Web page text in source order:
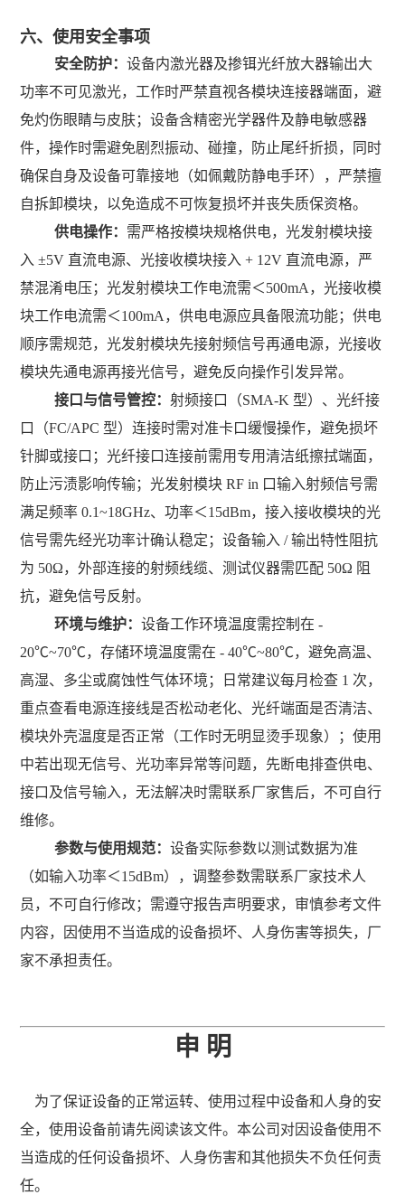
六、使用安全事项
安全防护： 设备内激光器及掺铒光纤放大器输出大
功率不可见激光，工作时严禁直视各模块连接器端面，避
免灼伤眼睛与皮肤；设备含精密光学器件及静电敏感器
件，操作时需避免剧烈振动、碰撞，防止尾纤折损，同时
确保自身及设备可靠接地（如佩戴防静电手环），严禁擅
自拆卸模块，以免造成不可恢复损坏并丧失质保资格。
供电操作： 需严格按模块规格供电，光发射模块接
入 ±5V 直流电源、光接收模块接入+ 12V 直流电源，严
禁混淆电压；光发射模块工作电流需＜500mA ，光接收模
块工作电流需＜100mA ，供电电源应具备限流功能；供电
顺序需规范，光发射模块先接射频信号再通电源，光接收
模块先通电源再接光信号，避免反向操作引发异常。
接口与信号管控： 射频接口（SMA-K 型）、光纤接
口（FC/APC 型）连接时需对准卡口缓慢操作，避免损坏
针脚或接口；光纤接口连接前需用专用清洁纸擦拭端面，
防止污渍影响传输；光发射模块RF in 口输入射频信号需
满足频率0.1~18GHz、功率＜15dBm，接入接收模块的光
信号需先经光功率计确认稳定；设备输入/输出特性阻抗
为 50Ω，外部连接的射频线缆、测试仪器需匹配 50Ω 阻
抗，避免信号反射。
环境与维护： 设备工作环境温度需控制在 -
20℃~70℃，存储环境温度需在 - 40℃~80℃，避免高温、
高湿、多尘或腐蚀性气体环境；日常建议每月检查 1 次，
重点查看电源连接线是否松动老化、光纤端面是否清洁、
模块外壳温度是否正常（工作时无明显烫手现象）；使用
中若出现无信号、光功率异常等问题，先断电排查供电、
接口及信号输入，无法解决时需联系厂家售后，不可自行
维修。
参数与使用规范： 设备实际参数以测试数据为准
（如输入功率＜15dBm），调整参数需联系厂家技术人
员，不可自行修改；需遵守报告声明要求，审慎参考文件
内容，因使用不当造成的设备损坏、人身伤害等损失，厂
家不承担责任。
申 明
为了保证设备的正常运转、使用过程中设备和人身的安
全，使用设备前请先阅读该文件。本公司对因设备使用不
当造成的任何设备损坏、人身伤害和其他损失不负任何责
任。